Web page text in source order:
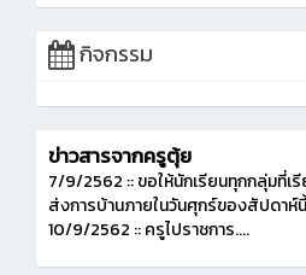
กิจกรรม
ข่าวสารจากครูตุ้ย
7/9/2562 :: ขอให้นักเรียนทุกกลุ่มที่เ
ส่งการบ้านภายในวันศุกร์ของสัปดาห์นี้
10/9/2562 :: ครูไปราชการ....